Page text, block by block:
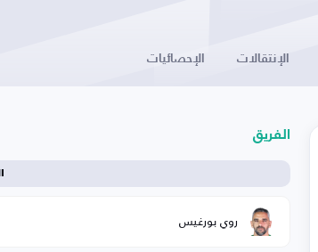
الإنتقالات الإحصائيات
الفريق
روي بورغيس